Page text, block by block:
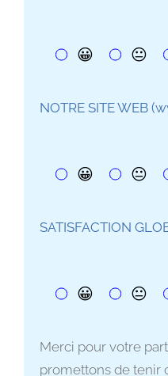
😀 😐
NOTRE SITE WEB
😀 😐
SATISFACTION
😀 😐
Merci pour votre
promettons de tenir